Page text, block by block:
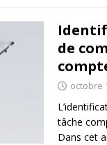
de
octobre
tâche
Dans cet